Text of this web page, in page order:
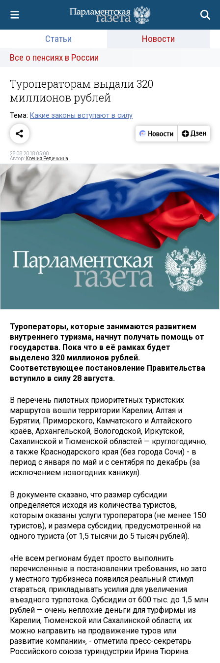
Статьи
Новости
Все о пенсиях в России
Туроператорам выдали 320
миллионов рублей
Тема: Какие законы вступают в силу
28.08.2018 05:00
Автор: Ксения Редичкина
Туроператоры, которые занимаются развитием
внутреннего туризма, начнут получать помощь от
государства. Пока что в её рамках будет
выделено 320 миллионов рублей.
Соответствующее постановление Правительства
вступило в силу 28 августа.
В перечень пилотных приоритетных туристских
маршрутов вошли территории Карелии, Алтая и
Бурятии, Приморского, Камчатского и Алтайского
краёв, Архангельской, Вологодской, Иркутской,
Сахалинской и Тюменской областей — круглогодично,
а также Краснодарского края (без города Сочи) - в
период с января по май и с сентября по декабрь (за
исключением новогодних каникул).
В документе сказано, что размер субсидии
определяется исходя из количества туристов,
которым оказаны услуги туроператора (не менее 150
туристов), и размера субсидии, предусмотренной на
одного туриста (от 1,5 тысячи до 5 тысяч рублей).
«Не всем регионам будет просто выполнить
перечисленные в постановлении требования, но зато
у местного турбизнеса появился реальный стимул
стараться, прикладывать усилия для увеличения
въездного турпотока. Субсидии от 600 тыс. до 1,5 млн
рублей — очень неплохие деньги для турфирмы из
Карелии, Тюменской или Сахалинской области, их
можно направить на продвижение туров или
развитие компании», - отметила пресс-секретарь
Российского союза туриндустрии Ирина Тюрина.